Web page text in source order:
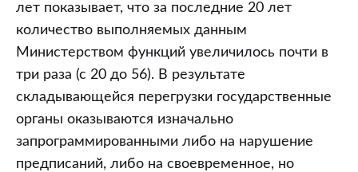
лет показывает, что за последние 20 лет
количество выполняемых данным
Министерством функций увеличилось почти в
три раза (с 20 до 56). В результате
складывающейся перегрузки государственные
органы оказываются изначально
запрограммированными либо на нарушение
предписаний, либо на своевременное, но